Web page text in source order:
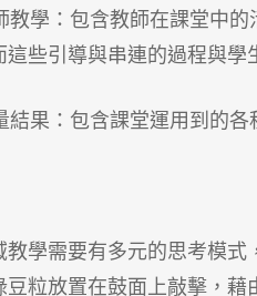
教學：包含教師在課堂中
這些引導與串連的過程與學
結果：包含課堂運用到的各
教學需要有多元的思考模式
豆粒放置在鼓面上敲擊，